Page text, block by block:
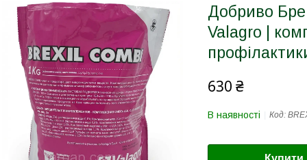
Добриво
Valagro |
630 ₴
В наявності Код: